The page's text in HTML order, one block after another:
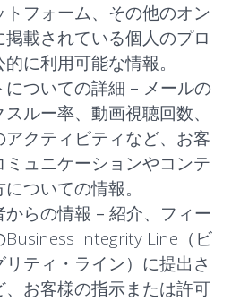
フォーム、その他のオン
載されている個人のプロ
に利用可能な情報。
ついての詳細 – メールの
ルー率、動画視聴回数、
クティビティなど、お客
ュニケーションやコンテ
ついての情報。
らの情報 – 紹介、フィー
Business Integrity Line（ビ
ティ・ライン）に提出さ
お客様の指示または許可